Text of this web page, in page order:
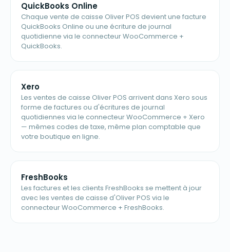
QuickBooks Online
Chaque vente de caisse Oliver POS devient une facture
QuickBooks Online ou une écriture de journal
quotidienne via le connecteur WooCommerce +
QuickBooks.
Xero
Les ventes de caisse Oliver POS arrivent dans Xero sous
forme de factures ou d'écritures de journal
quotidiennes via le connecteur WooCommerce + Xero
— mêmes codes de taxe, même plan comptable que
votre boutique en ligne.
FreshBooks
Les factures et les clients FreshBooks se mettent à jour
avec les ventes de caisse d'Oliver POS via le
connecteur WooCommerce + FreshBooks.